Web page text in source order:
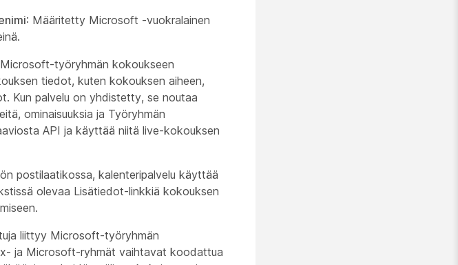
: Määritetty Microsoft -vuokralainen
työryhmän kokoukseen
tiedot, kuten kokouksen aiheen,
Kun palvelu on yhdistetty, se noutaa
ominaisuuksia ja Työryhmän
API ja käyttää niitä live-kokouksen
postilaatikossa, kalenteripalvelu käyttää
olevaa Lisätiedot-linkkiä kokouksen
liittyy Microsoft-työryhmän
ja Microsoft-ryhmät vaihtavat koodattua